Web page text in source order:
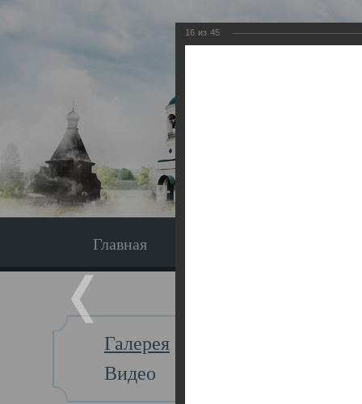
Главная
Галерея
Видео
16 из 45